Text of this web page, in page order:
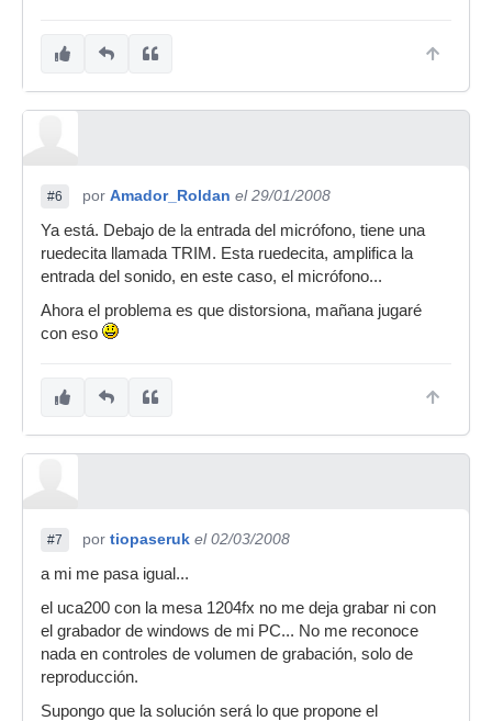
#6 por Amador_Roldan el 29/01/2008
Ya está. Debajo de la entrada del micrófono, tiene una
ruedecita llamada TRIM. Esta ruedecita, amplifica la
entrada del sonido, en este caso, el micrófono...
Ahora el problema es que distorsiona, mañana jugaré
con eso
#7 por tiopaseruk el 02/03/2008
a mi me pasa igual...
el uca200 con la mesa 1204fx no me deja grabar ni con
el grabador de windows de mi PC... No me reconoce
nada en controles de volumen de grabación, solo de
reproducción.
Supongo que la solución será lo que propone el